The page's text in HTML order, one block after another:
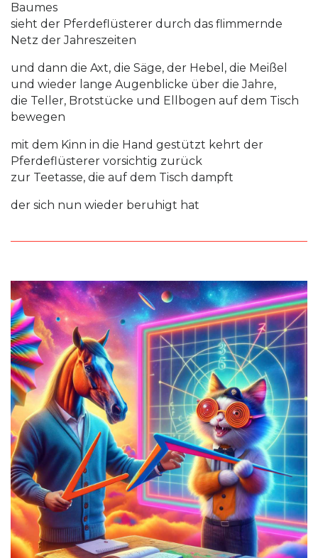
Baumes
sieht der Pferdeflüsterer durch das flimmernde
Netz der Jahreszeiten
und dann die Axt, die Säge, der Hebel, die Meißel
und wieder lange Augenblicke über die Jahre,
die Teller, Brotstücke und Ellbogen auf dem Tisch
bewegen
mit dem Kinn in die Hand gestützt kehrt der
Pferdeflüsterer vorsichtig zurück
zur Teetasse, die auf dem Tisch dampft
der sich nun wieder beruhigt hat